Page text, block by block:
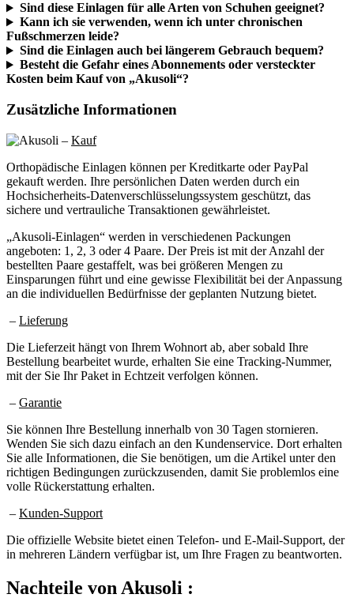
Sind diese Einlagen für alle Arten von Schuhen geeignet?
Kann ich sie verwenden, wenn ich unter chronischen
Fußschmerzen leide?
Sind die Einlagen auch bei längerem Gebrauch bequem?
Besteht die Gefahr eines Abonnements oder versteckter
Kosten beim Kauf von „Akusoli“?
Zusätzliche Informationen
– Kauf
Orthopädische Einlagen können per Kreditkarte oder PayPal
gekauft werden. Ihre persönlichen Daten werden durch ein
Hochsicherheits-Datenverschlüsselungssystem geschützt, das
sichere und vertrauliche Transaktionen gewährleistet.
„Akusoli-Einlagen“ werden in verschiedenen Packungen
angeboten: 1, 2, 3 oder 4 Paare. Der Preis ist mit der Anzahl der
bestellten Paare gestaffelt, was bei größeren Mengen zu
Einsparungen führt und eine gewisse Flexibilität bei der Anpassung
an die individuellen Bedürfnisse der geplanten Nutzung bietet.
– Lieferung
Die Lieferzeit hängt von Ihrem Wohnort ab, aber sobald Ihre
Bestellung bearbeitet wurde, erhalten Sie eine Tracking-Nummer,
mit der Sie Ihr Paket in Echtzeit verfolgen können.
– Garantie
Sie können Ihre Bestellung innerhalb von 30 Tagen stornieren.
Wenden Sie sich dazu einfach an den Kundenservice. Dort erhalten
Sie alle Informationen, die Sie benötigen, um die Artikel unter den
richtigen Bedingungen zurückzusenden, damit Sie problemlos eine
volle Rückerstattung erhalten.
– Kunden-Support
Die offizielle Website bietet einen Telefon- und E-Mail-Support, der
in mehreren Ländern verfügbar ist, um Ihre Fragen zu beantworten.
Nachteile von Akusoli :